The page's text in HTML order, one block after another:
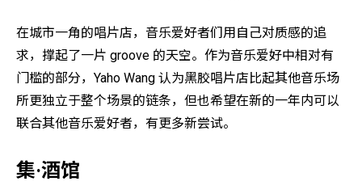
在城市一角的唱片店，音乐爱好者们用自己对质感的追
求，撑起了一片 groove 的天空。作为音乐爱好中相对有
门槛的部分，Yaho Wang 认为黑胶唱片店比起其他音乐场
所更独立于整个场景的链条，但也希望在新的一年内可以
联合其他音乐爱好者，有更多新尝试。
集·酒馆